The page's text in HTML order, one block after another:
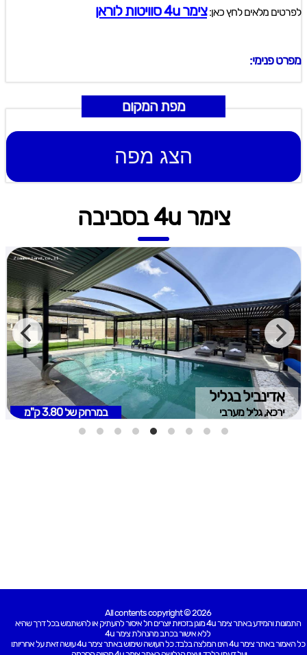
לפרטים מלאים לחץ כאן:צימר 4u סוויטות לוראן
מפרט פנימי:
מפת המקום
הצג מפה
צימר 4u בסביבה
אדינביל בגליל
ירכא, גליל מערבי במרחק של 3.80 ק"מ
All contents copyright © 2026
התמונות והמידע באתר צימר 4u מוגן בזכויות יוצרים חל איסור להעתיק או להשתמש בכל דרך שהיא
ללא אישור בכתב מהנהלת צימר 4u
כל האמור באתר צימר 4u הינו המלצה בלבד. כל העושה שימוש באתר צימר 4u עושה זאת על אחריותו